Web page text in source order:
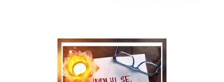
Dostupnost:
Skladem
1331/50